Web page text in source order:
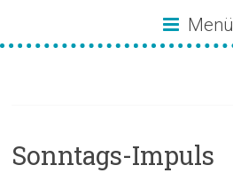
Menü
Sonntags-Impuls